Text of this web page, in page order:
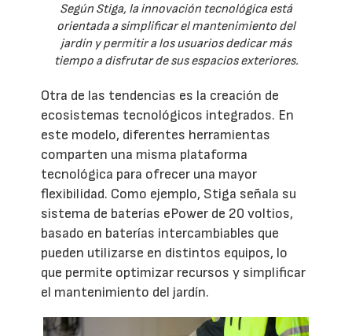
Según Stiga, la innovación tecnológica está
orientada a simplificar el mantenimiento del
jardín y permitir a los usuarios dedicar más
tiempo a disfrutar de sus espacios exteriores.
Otra de las tendencias es la creación de
ecosistemas tecnológicos integrados. En
este modelo, diferentes herramientas
comparten una misma plataforma
tecnológica para ofrecer una mayor
flexibilidad. Como ejemplo, Stiga señala su
sistema de baterías ePower de 20 voltios,
basado en baterías intercambiables que
pueden utilizarse en distintos equipos, lo
que permite optimizar recursos y simplificar
el mantenimiento del jardín.